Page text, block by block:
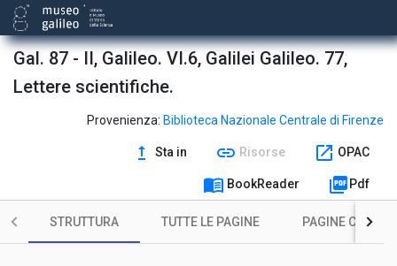
Gal. 87 - II, Galileo. VI.6, Galilei Galileo. 77,
Lettere scientifiche.
Provenienza: Biblioteca Nazionale Centrale di Firenze
upgrade Sta in link Risorse open_in_new OPAC
menu_book BookReader picture_as_pdf Pdf
STRUTTURA TUTTE LE PAGINE PAGINE CON